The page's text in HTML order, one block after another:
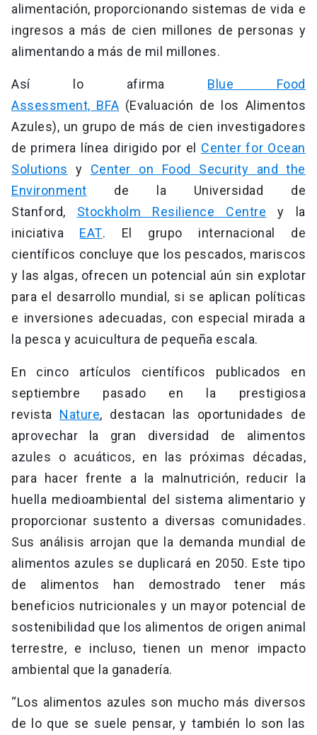
alimentación, proporcionando sistemas de vida e
ingresos a más de cien millones de personas y
alimentando a más de mil millones.
Así lo afirma Blue Food
Assessment, BFA (Evaluación de los Alimentos
Azules), un grupo de más de cien investigadores
de primera línea dirigido por el Center for Ocean
Solutions y Center on Food Security and the
Environment de la Universidad de
Stanford, Stockholm Resilience Centre y la
iniciativa EAT. El grupo internacional de
científicos concluye que los pescados, mariscos
y las algas, ofrecen un potencial aún sin explotar
para el desarrollo mundial, si se aplican políticas
e inversiones adecuadas, con especial mirada a
la pesca y acuicultura de pequeña escala.
En cinco artículos científicos publicados en
septiembre pasado en la prestigiosa
revista Nature, destacan las oportunidades de
aprovechar la gran diversidad de alimentos
azules o acuáticos, en las próximas décadas,
para hacer frente a la malnutrición, reducir la
huella medioambiental del sistema alimentario y
proporcionar sustento a diversas comunidades.
Sus análisis arrojan que la demanda mundial de
alimentos azules se duplicará en 2050. Este tipo
de alimentos han demostrado tener más
beneficios nutricionales y un mayor potencial de
sostenibilidad que los alimentos de origen animal
terrestre, e incluso, tienen un menor impacto
ambiental que la ganadería.
“Los alimentos azules son mucho más diversos
de lo que se suele pensar, y también lo son las